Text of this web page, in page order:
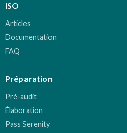
ISO
Articles
Documentation
FAQ
Préparation
Pré-audit
Élaboration
Pass Serenity